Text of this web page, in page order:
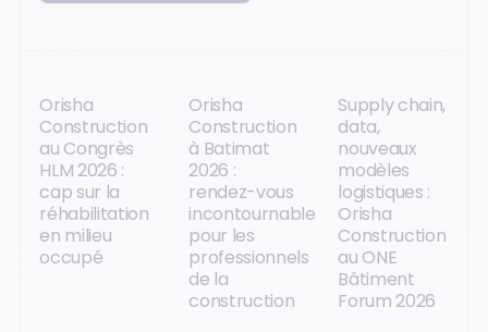
Orisha
Construction
au Congrès
HLM 2026 :
cap sur la
réhabilitation
en milieu
occupé
Orisha
Construction
à Batimat
2026 :
rendez-vous
incontournable
pour les
professionnels
de la
construction
Supply chain,
data,
nouveaux
modèles
logistiques :
Orisha
Construction
au ONE
Bâtiment
Forum 2026